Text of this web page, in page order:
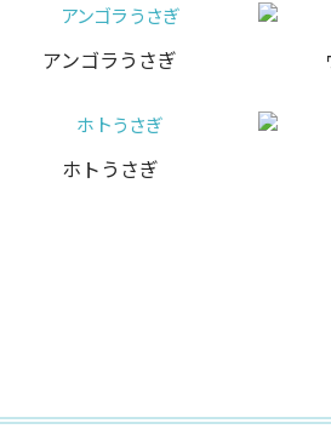
アンゴラうさぎ
ホトうさぎ